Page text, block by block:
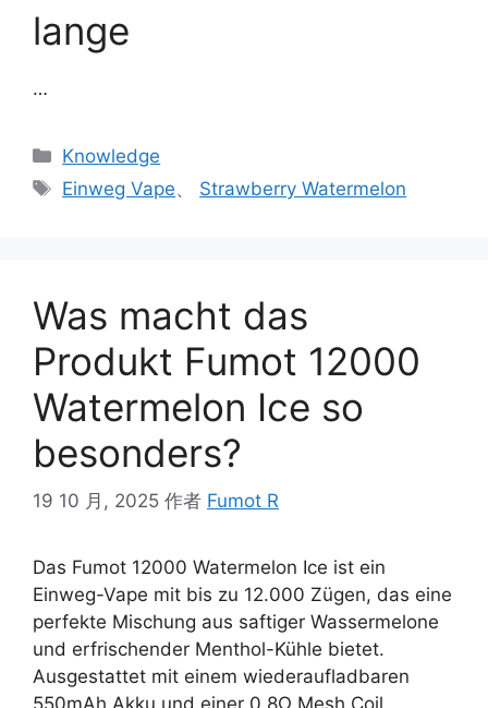
lange
…
Knowledge
Einweg Vape、 Strawberry Watermelon
Was macht das
Produkt Fumot 12000
Watermelon Ice so
besonders?
19 10 月, 2025 作者 Fumot R
Das Fumot 12000 Watermelon Ice ist ein
Einweg-Vape mit bis zu 12.000 Zügen, das eine
perfekte Mischung aus saftiger Wassermelone
und erfrischender Menthol-Kühle bietet.
Ausgestattet mit einem wiederaufladbaren
550mAh Akku und einer 0,8Ω Mesh Coil,